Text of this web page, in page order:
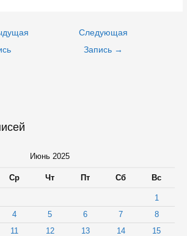
Следующая
Запись →
Июнь 2025
Ср Чт Пт Сб Вс
1
4 5 6 7
8
11 12 13 14
15